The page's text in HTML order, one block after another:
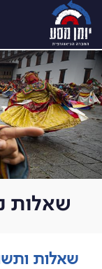
דלג
על
התפריט
שאלות